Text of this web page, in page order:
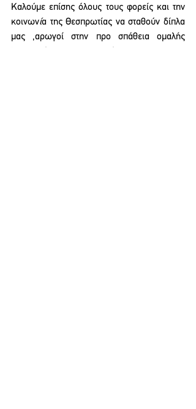
Καλούμε επίσης όλους τους φορείς και την
κοινωνία της Θεσπρωτίας να σταθούν δίπλα
μας ,αρωγοί στην προ σπάθεια ομαλής